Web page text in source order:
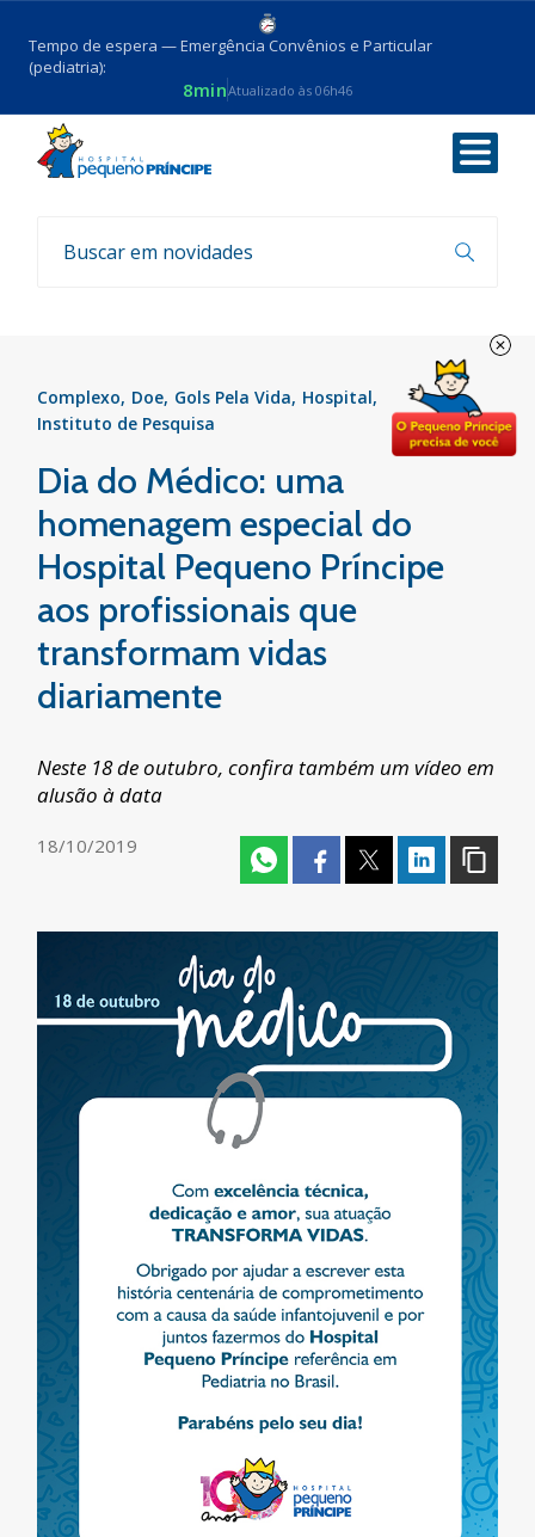
Tempo de espera — Emergência Convênios e Particular
(pediatria):
8minAtualizado às 06h46
Voltar
Notícias
Complexo Doe Gols Pela Vida Hospital
Instituto de Pesquisa
Dia do Médico: uma
homenagem especial do
Hospital Pequeno Príncipe
aos profissionais que
transformam vidas
diariamente
Neste 18 de outubro, confira também um vídeo em
alusão à data
18/10/2019